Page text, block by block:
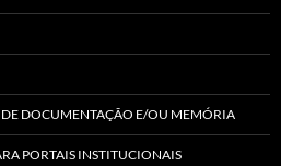
DOCUMENTAÇÃO E/OU MEMÓRIA
PORTAIS INSTITUCIONAIS